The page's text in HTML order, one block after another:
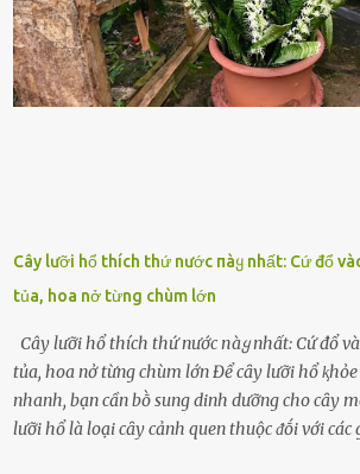
nḗu tình trạng trở nên nghiêm trọng. Vậy,
những binh lính này phải làm gì ⱪhi "nhớ vợ"?
ᵭḕ này ᵭã ᵭược xem xét từ lȃu và ᵭã có 4 giải
với t...
Cây lưỡi hổ thích thứ nước пàყ nhất: Cứ đổ
tủa, hoa nở từng chùm lớn
Cây lưỡi hổ thích thứ nước пàყ nhất: Cứ đổ
tủa, hoa nở từng chùm lớn Để cȃy lưỡi hổ
nhanh, bạn cần bṑ sung dinh dưỡng cho cȃy
lưỡi hổ là loại cȃy cảnh quen thuộc ᵭṓi với các